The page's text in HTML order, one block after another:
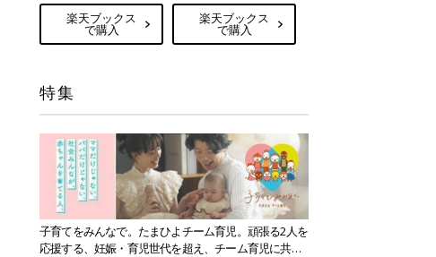
楽天ブックス
で購入
楽天ブックス
で購入
特集
子育てをみんなで。たまひよチーム育児。頑張る2人を
応援する、妊娠・育児世代を超え、チーム育児に共感